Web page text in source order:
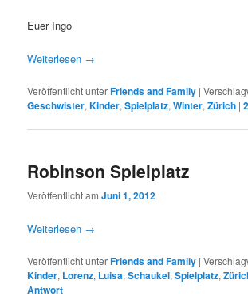
Euer Ingo
Weiterlesen →
Veröffentlicht unterFriends and Family |
Geschwister,Kinder,Spielplatz,Winter,Zürich |2
Robinson Spielplatz
Veröffentlicht amJuni 1, 2012
Weiterlesen →
Veröffentlicht unterFriends and Family |
Kinder, Lorenz, Luisa,Schaukel,Spielplatz,
Antwort